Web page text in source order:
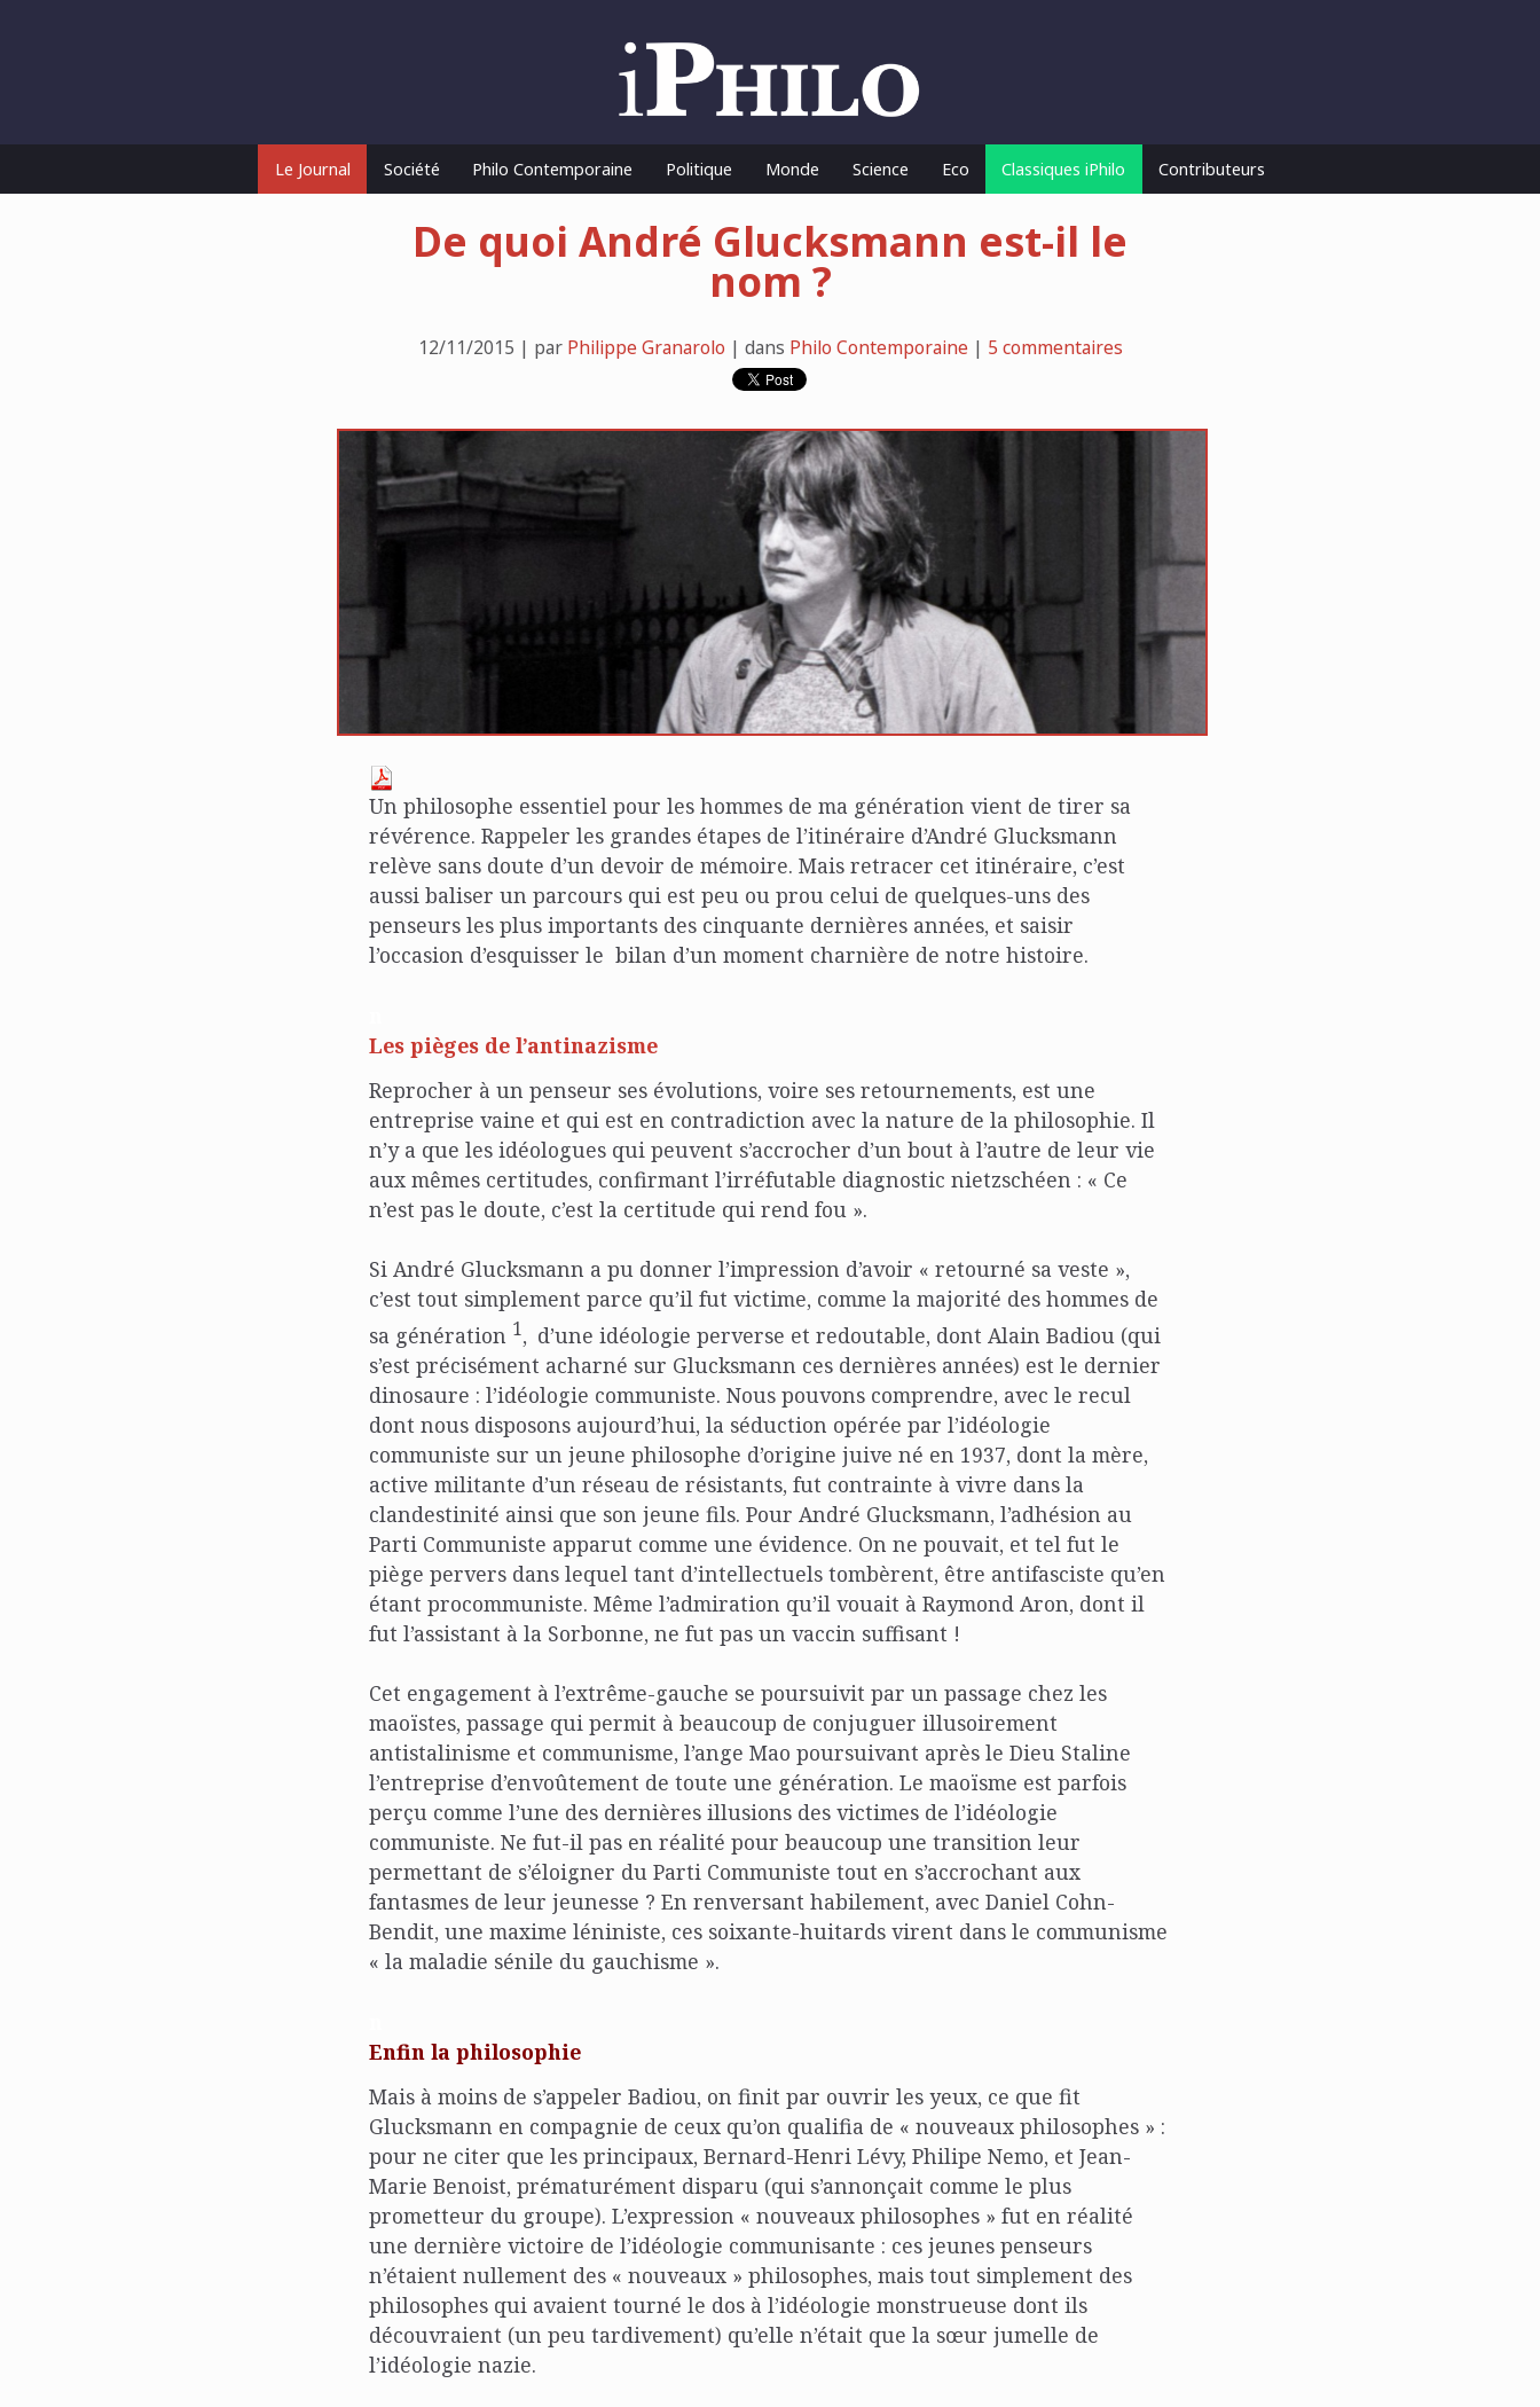
Le Journal Société Philo Contemporaine Politique Monde Science Eco Classiques iPhilo Contributeurs
De quoi André Glucksmann est-il le
nom ?
12/11/2015 | par Philippe Granarolo | dans Philo Contemporaine| 5 commentaires
Un philosophe essentiel pour les hommes de ma génération vient de tirer sa
révérence. Rappeler les grandes étapes de l’itinéraire d’André Glucksmann
relève sans doute d’un devoir de mémoire. Mais retracer cet itinéraire, c’est
aussi baliser un parcours qui est peu ou prou celui de quelques-uns des
penseurs les plus importants des cinquante dernières années, et saisir
l’occasion d’esquisser le bilan d’un moment charnière de notre histoire.
Les pièges de l’antinazisme
Reprocher à un penseur ses évolutions, voire ses retournements, est une
entreprise vaine et qui est en contradiction avec la nature de la philosophie. Il
n’y a que les idéologues qui peuvent s’accrocher d’un bout à l’autre de leur vie
aux mêmes certitudes, confirmant l’irréfutable diagnostic nietzschéen : « Ce
n’est pas le doute, c’est la certitude qui rend fou ».
Si André Glucksmann a pu donner l’impression d’avoir « retourné sa veste »,
c’est tout simplement parce qu’il fut victime, comme la majorité des hommes de
sa génération 1, d’une idéologie perverse et redoutable, dont Alain Badiou (qui
s’est précisément acharné sur Glucksmann ces dernières années) est le dernier
dinosaure : l’idéologie communiste. Nous pouvons comprendre, avec le recul
dont nous disposons aujourd’hui, la séduction opérée par l’idéologie
communiste sur un jeune philosophe d’origine juive né en 1937, dont la mère,
active militante d’un réseau de résistants, fut contrainte à vivre dans la
clandestinité ainsi que son jeune fils. Pour André Glucksmann, l’adhésion au
Parti Communiste apparut comme une évidence. On ne pouvait, et tel fut le
piège pervers dans lequel tant d’intellectuels tombèrent, être antifasciste qu’en
étant procommuniste. Même l’admiration qu’il vouait à Raymond Aron, dont il
fut l’assistant à la Sorbonne, ne fut pas un vaccin suffisant !
Cet engagement à l’extrême-gauche se poursuivit par un passage chez les
maoïstes, passage qui permit à beaucoup de conjuguer illusoirement
antistalinisme et communisme, l’ange Mao poursuivant après le Dieu Staline
l’entreprise d’envoûtement de toute une génération. Le maoïsme est parfois
perçu comme l’une des dernières illusions des victimes de l’idéologie
communiste. Ne fut-il pas en réalité pour beaucoup une transition leur
permettant de s’éloigner du Parti Communiste tout en s’accrochant aux
fantasmes de leur jeunesse ? En renversant habilement, avec Daniel Cohn-
Bendit, une maxime léniniste, ces soixante-huitards virent dans le communisme
« la maladie sénile du gauchisme ».
Enfin la philosophie
Mais à moins de s’appeler Badiou, on finit par ouvrir les yeux, ce que fit
Glucksmann en compagnie de ceux qu’on qualifia de « nouveaux philosophes » :
pour ne citer que les principaux, Bernard-Henri Lévy, Philipe Nemo, et Jean-
Marie Benoist, prématurément disparu (qui s’annonçait comme le plus
prometteur du groupe). L’expression « nouveaux philosophes » fut en réalité
une dernière victoire de l’idéologie communisante : ces jeunes penseurs
n’étaient nullement des « nouveaux » philosophes, mais tout simplement des
philosophes qui avaient tourné le dos à l’idéologie monstrueuse dont ils
découvraient (un peu tardivement) qu’elle n’était que la sœur jumelle de
l’idéologie nazie.